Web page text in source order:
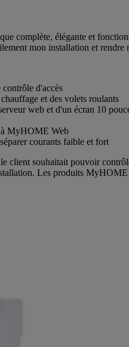
complète, élégante et
mon installation et rendre
d'accès
et des volets roulants
web et d'un écran 10
à MyHOME Web
courants faible et fort
client souhaitait pouvoir
Les produits